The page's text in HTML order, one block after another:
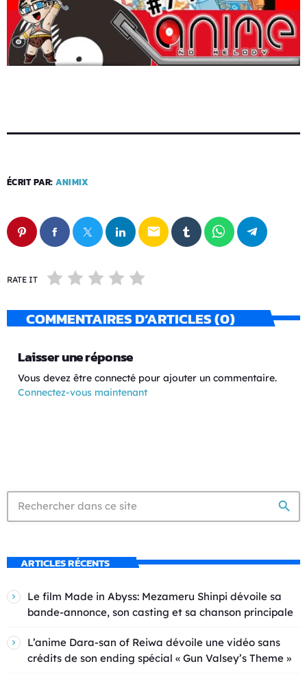
ÉCRIT PAR: ANIMIX
email
RATE IT
COMMENTAIRES D’ARTICLES (0)
Laisser une réponse
Vous devez être connecté pour ajouter un commentaire.
Connectez-vous maintenant
search
ARTICLES RÉCENTS
Le film Made in Abyss: Mezameru Shinpi dévoile sa
bande-annonce, son casting et sa chanson principale
L’anime Dara-san of Reiwa dévoile une vidéo sans
crédits de son ending spécial « Gun Valsey’s Theme »